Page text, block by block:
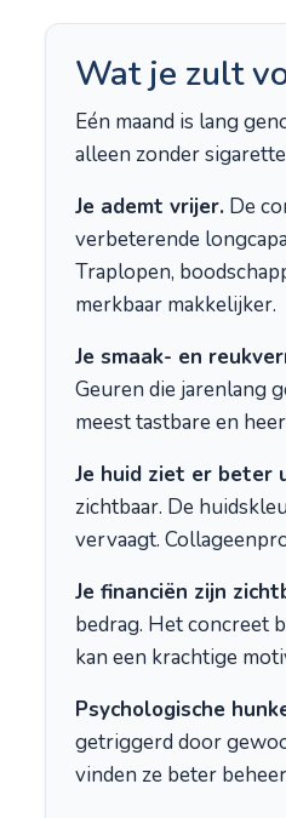
Wat je zult
Eén maand is lang
alleen zonder
Je ademt vrijer. De
verbeterende
Traplopen,
merkbaar makkelijker.
Je smaak- en
Geuren die jarenlang
meest tastbare en
Je huid ziet er beter
zichtbaar. De
vervaagt.
Je financiën zijn
bedrag. Het concreet
kan een krachtige
Psychologische
getriggerd door
vinden ze beter